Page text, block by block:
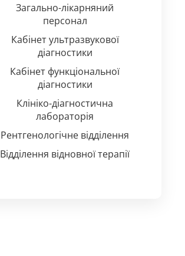
Загально-лікарняний
персонал
Кабінет ультразвукової
діагностики
Кабінет функціональної
діагностики
Клініко-діагностична
лабораторія
Рентгенологічне відділення
Відділення відновної терапії